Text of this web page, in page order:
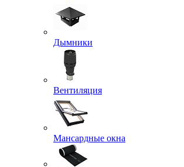
Дымники
Вентиляция
Мансардные окна